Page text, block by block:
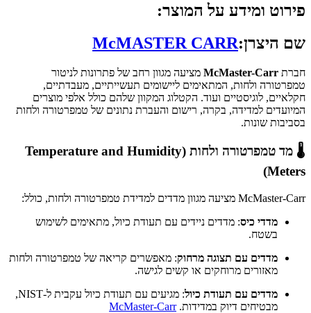
פירוט ומידע על המוצר:
שם היצרן:McMASTER CARR
חברת McMaster-Carr מציעה מגוון רחב של פתרונות לניטור
טמפרטורה ולחות, המתאימים ליישומים תעשייתיים, מעבדתיים,
חקלאיים, לוגיסטיים ועוד. הקטלוג המקוון שלהם כולל אלפי מוצרים
המיועדים למדידה, בקרה, רישום והעברת נתונים של טמפרטורה ולחות
בסביבות שונות.
🌡️ מד טמפרטורה ולחות (Temperature and Humidity
Meters)
McMaster-Carr מציעה מגוון מדדים למדידת טמפרטורה ולחות, כולל:
מדדי כיס: מדדים ניידים עם תעודת כיול, מתאימים לשימוש
בשטח.
מדדים עם תצוגה מרחוק: מאפשרים קריאה של טמפרטורה ולחות
מאזורים מרוחקים או קשים לגישה.
מדדים עם תעודת כיול:
מגיעים עם תעודת כיול עקבית ל-NIST,
מבטיחים דיוק במדידות. ​
McMaster-Carr